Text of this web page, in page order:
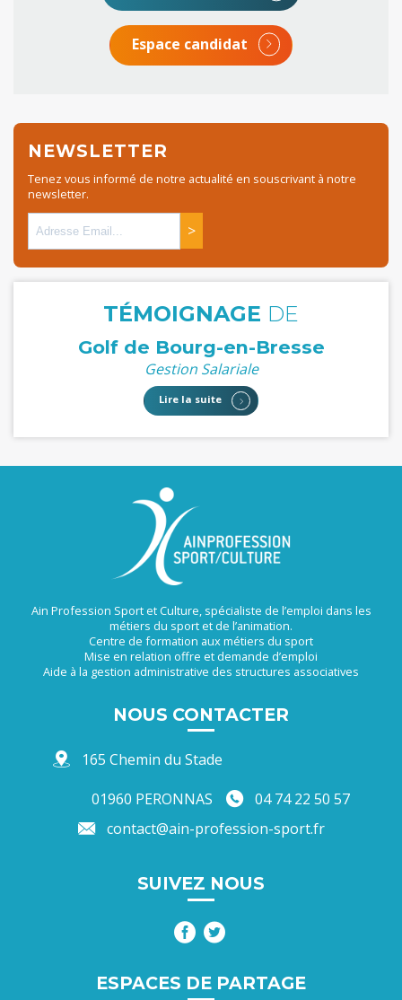
Espace candidat
NEWSLETTER
Tenez vous informé de notre actualité en souscrivant à notre
newsletter.
>
TÉMOIGNAGE DE
Golf de Bourg-en-Bresse
Gestion Salariale
Lire la suite
Ain Profession Sport et Culture, spécialiste de l’emploi dans les
métiers du sport et de l’animation.
Centre de formation aux métiers du sport
Mise en relation offre et demande d’emploi
Aide à la gestion administrative des structures associatives
NOUS CONTACTER
165 Chemin du Stade
01960 PERONNAS
04 74 22 50 57
contact@ain-profession-sport.fr
SUIVEZ NOUS
ESPACES DE PARTAGE